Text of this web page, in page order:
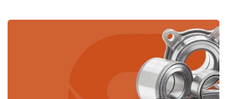
ОБСЛУЖИВАНИЕ И РЕМОНТ VOLVO
УСЛУГИ АВТОСЕРВИСА